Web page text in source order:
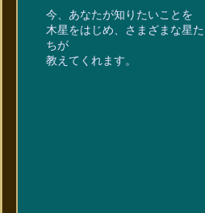
今、あなたが知りたいことを
木星をはじめ、さまざまな星た
ちが
教えてくれます。